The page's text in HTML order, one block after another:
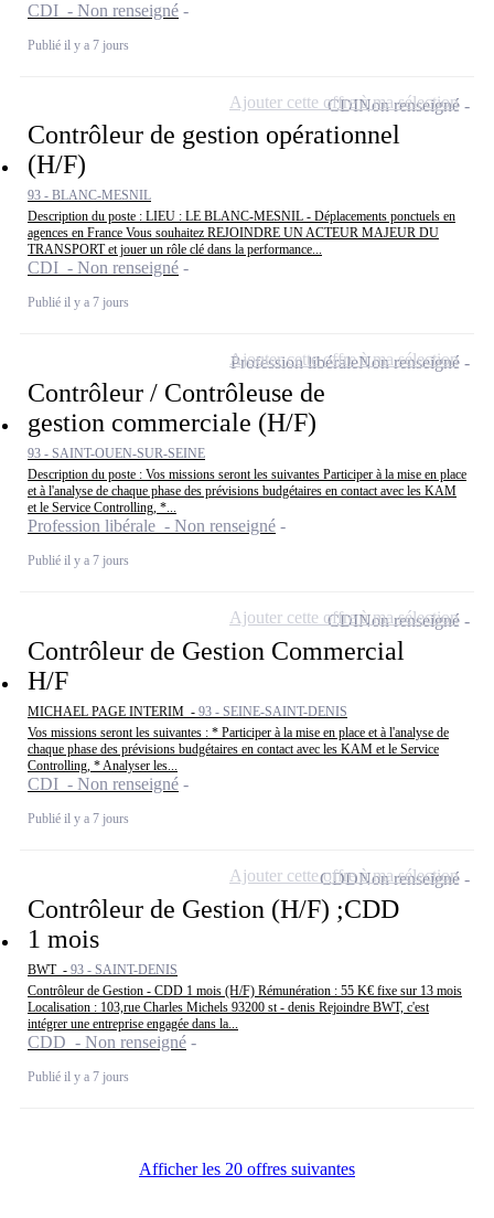
CDI - Non renseigné
Publié il y a 7 jours
Contrôleur de gestion opérationnel
(H/F)
93 - BLANC-MESNIL
Description du poste : LIEU : LE BLANC-MESNIL - Déplacements ponctuels en
agences en France Vous souhaitez REJOINDRE UN ACTEUR MAJEUR DU
TRANSPORT et jouer un rôle clé dans la performance...
CDI - Non renseigné
Publié il y a 7 jours
CDINon renseigné
Ajouter cette offre à ma sélection
Contrôleur / Contrôleuse de
gestion commerciale (H/F)
93 - SAINT-OUEN-SUR-SEINE
Description du poste : Vos missions seront les suivantes Participer à la mise en place
et à l'analyse de chaque phase des prévisions budgétaires en contact avec les KAM
et le Service Controlling, *...
Profession libérale - Non renseigné
Publié il y a 7 jours
Profession libéraleNon renseigné
Ajouter cette offre à ma sélection
Contrôleur de Gestion Commercial
H/F
MICHAEL PAGE INTERIM - 93 - SEINE-SAINT-DENIS
Vos missions seront les suivantes : * Participer à la mise en place et à l'analyse de
chaque phase des prévisions budgétaires en contact avec les KAM et le Service
Controlling, * Analyser les...
CDI - Non renseigné
Publié il y a 7 jours
CDINon renseigné
Ajouter cette offre à ma sélection
Contrôleur de Gestion (H/F) ;CDD
1 mois
BWT - 93 - SAINT-DENIS
Contrôleur de Gestion - CDD 1 mois (H/F) Rémunération : 55 K€ fixe sur 13 mois
Localisation : 103,rue Charles Michels 93200 st - denis Rejoindre BWT, c'est
intégrer une entreprise engagée dans la...
CDD - Non renseigné
Publié il y a 7 jours
CDDNon renseigné
Ajouter cette offre à ma sélection
Afficher les 20 offres suivantes